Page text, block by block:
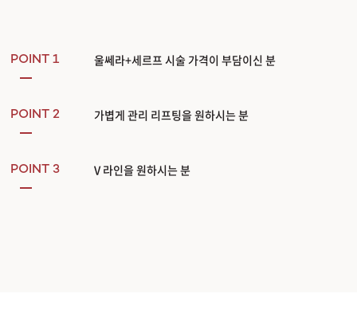
POINT 1 울쎄라+세르프 시술 가격이 부담이신 분
POINT 2 가볍게 관리 리프팅을 원하시는 분
POINT 3 V 라인을 원하시는 분